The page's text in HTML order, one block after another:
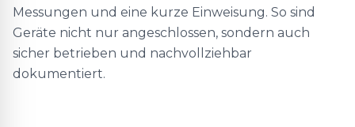
Messungen und eine kurze Einweisung. So sind
Geräte nicht nur angeschlossen, sondern auch
sicher betrieben und nachvollziehbar
dokumentiert.